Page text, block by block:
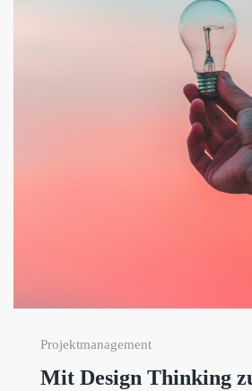
Projektmanagement
Mit Design Thinking